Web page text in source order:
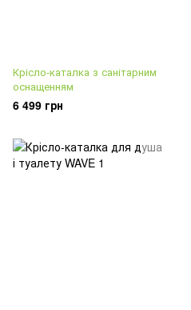
Крісло-каталка з санітарним
оснащенням
6 499 грн